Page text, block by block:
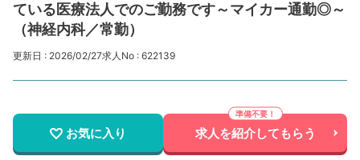
ている医療法人でのご勤務です～マイカー通勤◎～
（神経内科／常勤）
更新日 : 2026/02/27求人No : 622139
お気に入り 求人を紹介してもらう